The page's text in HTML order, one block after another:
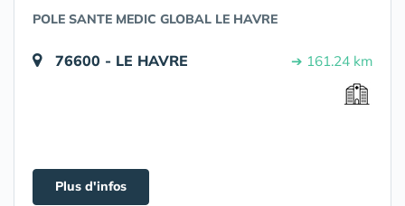
POLE SANTE MEDIC GLOBAL LE HAVRE
76600 - LE HAVRE ➔ 161.24 km
Plus d'infos